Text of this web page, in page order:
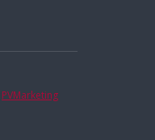
PVMarketing